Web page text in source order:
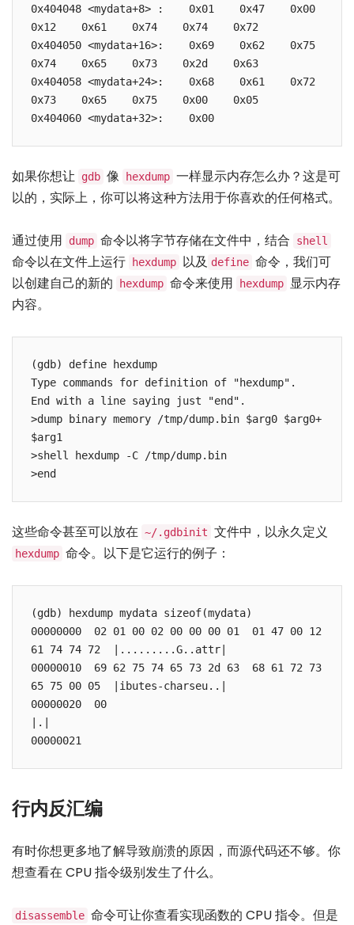
0x404048 <mydata+8> :    0x01    0x47    0x00
0x12    0x61    0x74    0x74    0x72
0x404050 <mydata+16>:    0x69    0x62    0x75
0x74    0x65    0x73    0x2d    0x63
0x404058 <mydata+24>:    0x68    0x61    0x72
0x73    0x65    0x75    0x00    0x05
0x404060 <mydata+32>:    0x00
如果你想让 gdb 像 hexdump 一样显示内存怎么办？这是可
以的，实际上，你可以将这种方法用于你喜欢的任何格式。
通过使用 dump 命令以将字节存储在文件中，结合 shell
命令以在文件上运行 hexdump 以及 define 命令，我们可
以创建自己的新的
hexdump 命令来使用 hexdump 显示内存
内容。
(gdb) define hexdump
Type commands for definition of "hexdump".
End with a line saying just "end".
>dump binary memory /tmp/dump.bin $arg0 $arg0+
$arg1
>shell hexdump -C /tmp/dump.bin
>end
这些命令甚至可以放在 ~/.gdbinit 文件中，以永久定义
hexdump 命令。以下是它运行的例子：
(gdb) hexdump mydata sizeof(mydata)
00000000  02 01 00 02 00 00 00 01  01 47 00 12
61 74 74 72  |.........G..attr|
00000010  69 62 75 74 65 73 2d 63  68 61 72 73
65 75 00 05  |ibutes-charseu..|
00000020  00
|.|
00000021
行内反汇编
有时你想更多地了解导致崩溃的原因，而源代码还不够。你
想查看在 CPU 指令级别发生了什么。
disassemble 命令可让你查看实现函数的 CPU 指令。但是